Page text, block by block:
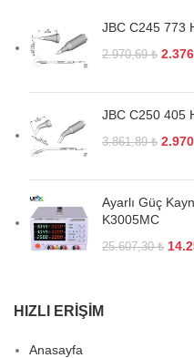
JBC C245 773
2.970,69₺
JBC C250 405
3.861,89₺
Ayarlı Güç
K3005MC
25.607,30₺
HIZLI ERIŞIM
Anasayfa